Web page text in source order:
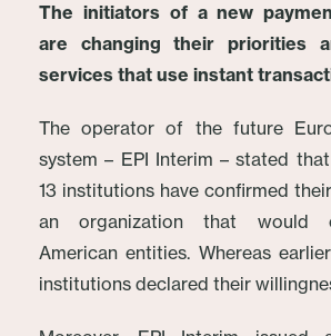
The initiators of a new
are changing their priorities
services that use instant
The operator of the future
system – EPI Interim – stated
13 institutions have confirmed
an organization that would
American entities. Whereas
institutions declared their